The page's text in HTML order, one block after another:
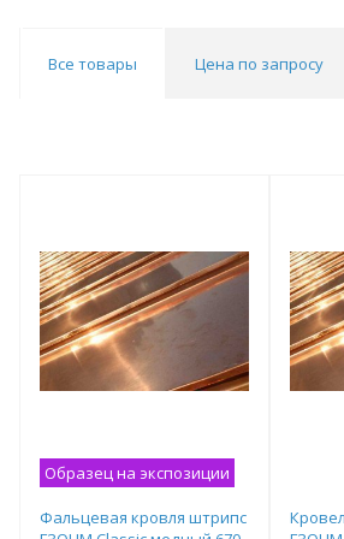
Все товары Цена по запросу
Образец на экспозиции
Фальцевая кровля штрипс